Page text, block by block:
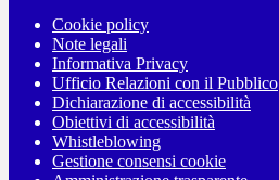
Cookie policy
Note legali
Informativa Privacy
Ufficio Relazioni con il Pubblico
Dichiarazione di accessibilità
Obiettivi di accessibilità
Whistleblowing
Gestione consensi cookie